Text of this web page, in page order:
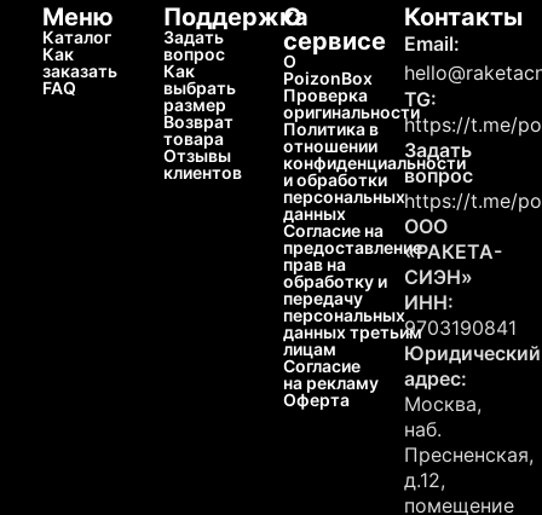
Меню
Каталог
Как
заказать
FAQ
Поддержка
Задать
вопрос
Как
выбрать
размер
Возврат
товара
Отзывы
клиентов
О
сервисе
О
PoizonBox
Проверка
оригинальности
Политика в
отношении
конфиденциальности
и обработки
персональных
данных
Согласие на
предоставление
прав на
обработку и
передачу
персональных
данных третьим
лицам
Согласие
на рекламу
Оферта
Контакты
Email:
TG:
https://t.me/
Задать
вопрос
https://t.me/
ООО
«РАКЕТА-
СИЭН»
ИНН:
9703190841
Юридический
адрес:
Москва,
наб.
Пресненская,
д.12,
помещение